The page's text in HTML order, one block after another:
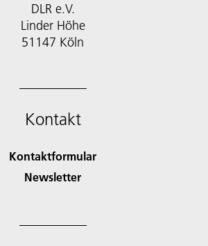
DLR e.V.
Linder Höhe
51147 Köln
Kontakt
Kontaktformular
Newsletter